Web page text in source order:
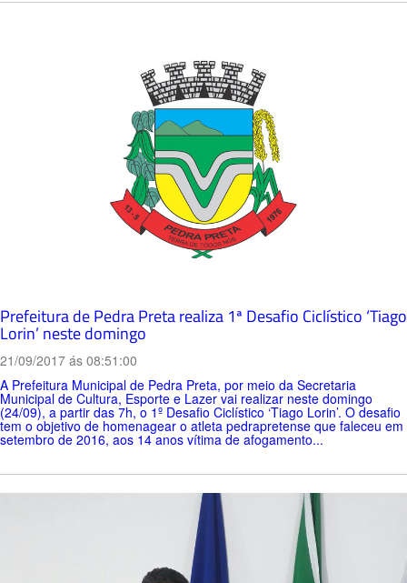
Prefeitura de Pedra Preta realiza 1ª Desafio Ciclístico ‘Tiago
Lorin’ neste domingo
21/09/2017 ás 08:51:00
A Prefeitura Municipal de Pedra Preta, por meio da Secretaria
Municipal de Cultura, Esporte e Lazer vai realizar neste domingo
(24/09), a partir das 7h, o 1º Desafio Ciclístico ‘Tiago Lorin’. O desafio
tem o objetivo de homenagear o atleta pedrapretense que faleceu em
setembro de 2016, aos 14 anos vítima de afogamento...